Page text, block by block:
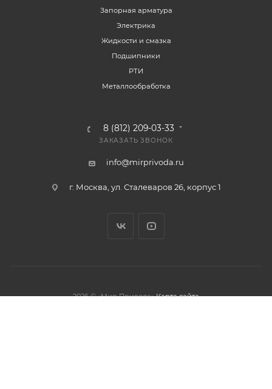
Запорная арматура
Электрика
Жидкости и смазка
Подшипники
РТИ
Металлообработка
8 (812) 209-03-33
ЗАКАЗАТЬ ЗВОНОК
info@mirprivoda.ru
г. Москва, ул. Сталеваров 26, корпус 1
2026 © «Мир Привода» Карта сайта